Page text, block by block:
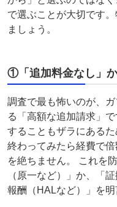
で選ぶことが大切です
ましょう。
①「追加料金なし」
調査で最も怖いのが、
る「高額な追加請求」
することもザラにある
終わってみたら経費で
を絶ちません。 これを
（原一など）」か、「
報酬（HALなど）」を明